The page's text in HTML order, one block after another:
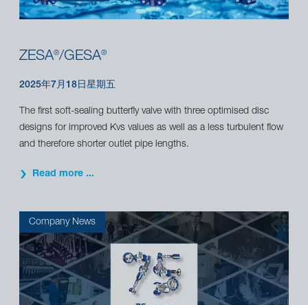
ZESA®/GESA®
2025年7月18日星期五
The first soft-sealing butterfly valve with three optimised disc
designs for improved Kvs values as well as a less turbulent flow
and therefore shorter outlet pipe lengths.
Read more ...
Company News